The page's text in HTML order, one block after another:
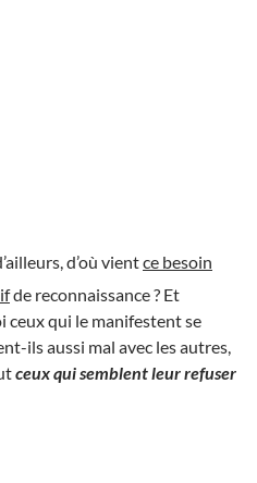
d’où vientce besoin
de reconnaissance ? Et
ceux qui le manifestent se
ils aussi mal avec les autres,
ceux qui semblent leur refuser